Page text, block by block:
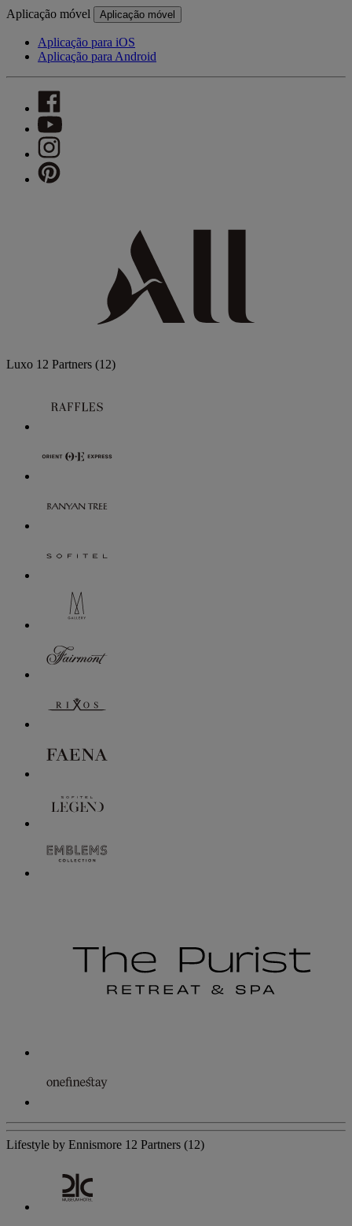
Aplicação móvel Aplicação móvel
Aplicação para iOS
Aplicação para Android
Luxo 12 Partners (12)
Lifestyle by Ennismore 12 Partners (12)